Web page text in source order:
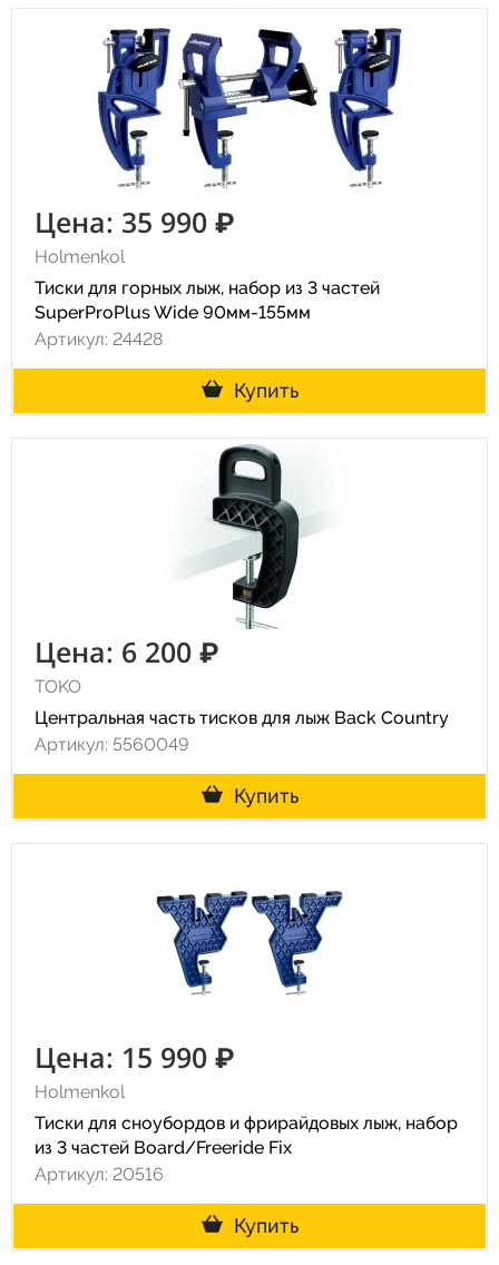
Цена: 35 990 ₽
Holmenkol
Тиски для горных лыж, набор из 3 частей
SuperProPlus Wide 90мм-155мм
Артикул: 24428
Купить
Цена: 6 200 ₽
TOKO
Центральная часть тисков для лыж Back Country
Артикул: 5560049
Купить
Цена: 15 990 ₽
Holmenkol
Тиски для сноубордов и фрирайдовых лыж, набор
из 3 частей Board/Freeride Fix
Артикул: 20516
Купить